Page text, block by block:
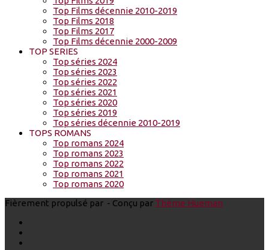
Top Films décennie 2010-2019
Top Films 2018
Top Films 2017
Top Films décennie 2000-2009
TOP SERIES
Top séries 2024
Top séries 2023
Top séries 2022
Top séries 2021
Top séries 2020
Top séries 2019
Top séries décennie 2010-2019
TOPS ROMANS
Top romans 2024
Top romans 2023
Top romans 2022
Top romans 2021
Top romans 2020
Fièrement propulsé par - Conçu par Thème Hueman